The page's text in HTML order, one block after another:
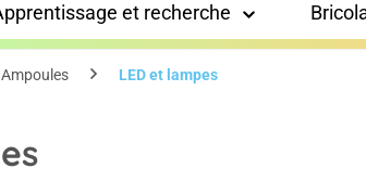
et recherche
Ampoules LED et lampes